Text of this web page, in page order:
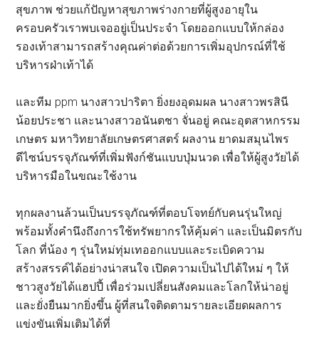
สุขภาพ ช่วยแก้ปัญหาสุขภาพร่างกายที่ผู้สูงอายุใน
ครอบครัวเราพบเจออยู่เป็นประจำ โดยออกแบบให้กล่อง
รองเท้าสามารถสร้างคุณค่าต่อด้วยการเพิ่มอุปกรณ์ที่ใช้
บริหารฝ่าเท้าได้
และทีม ppm นางสาวปาริตา ยิ่งยงอุดมผล นางสาวพรสินี
น้อยประชา และนางสาวอนันตชา จั่นอยู่ คณะอุตสาหกรรม
เกษตร มหาวิทยาลัยเกษตรศาสตร์ ผลงาน ยาดมสมุนไพร
ดีไซน์บรรจุภัณฑ์ที่เพิ่มฟังก์ชันแบบปุ่มนวด เพื่อให้ผู้สูงวัยได้
บริหารมือในขณะใช้งาน
ทุกผลงานล้วนเป็นบรรจุภัณฑ์ที่ตอบโจทย์กับคนรุ่นใหญ่
พร้อมทั้งคำนึงถึงการใช้ทรัพยากรให้คุ้มค่า และเป็นมิตรกับ
โลก ที่น้อง ๆ รุ่นใหม่ทุ่มเทออกแบบและระเบิดความ
สร้างสรรค์ได้อย่างน่าสนใจ เปิดความเป็นไปได้ใหม่ ๆ ให้
ชาวสูงวัยได้แฮปปี้ เพื่อร่วมเปลี่ยนสังคมและโลกให้น่าอยู่
และยั่งยืนมากยิ่งขึ้น ผู้ที่สนใจติดตามรายละเอียดผลการ
แข่งขันเพิ่มเติมได้ที่